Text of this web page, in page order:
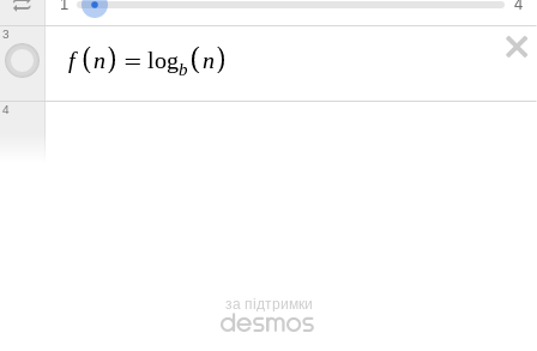
1 4
f n = logb n
3
4
за підтримки